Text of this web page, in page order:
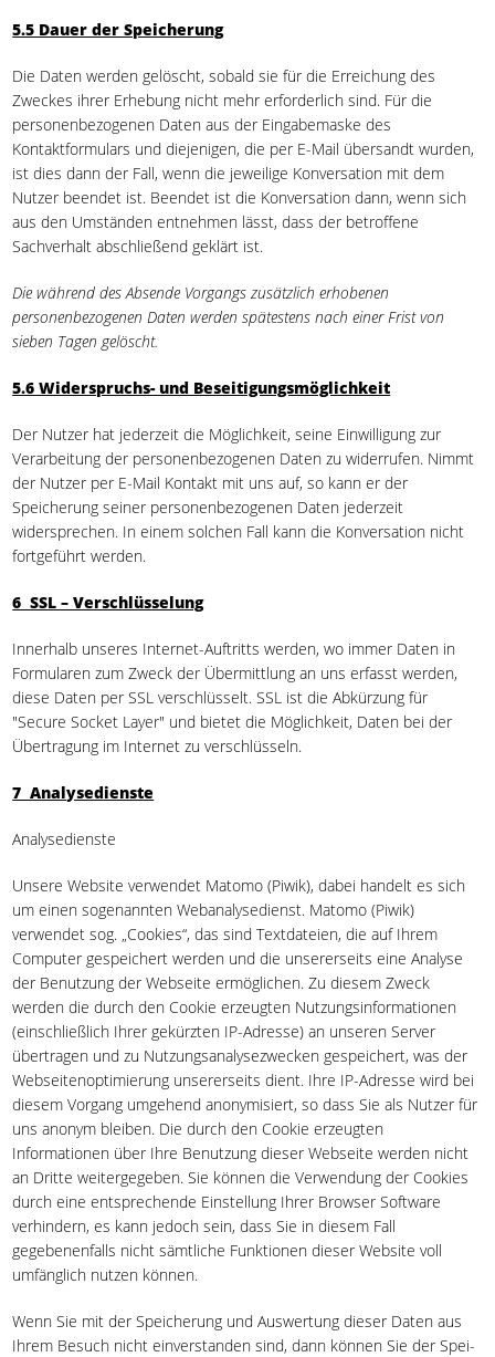
5.5 Dauer der Speicherung
Die Daten werden gelöscht, sobald sie für die Erreichung des
Zweckes ihrer Erhebung nicht mehr erforderlich sind. Für die
personenbezogenen Daten aus der Eingabemaske des
Kontaktformulars und diejenigen, die per E-Mail übersandt wurden,
ist dies dann der Fall, wenn die jeweilige Konversation mit dem
Nutzer beendet ist. Beendet ist die Konversation dann, wenn sich
aus den Umständen entnehmen lässt, dass der betroffene
Sachverhalt abschließend geklärt ist.
Die während des Absende Vorgangs zusätzlich erhobenen
personenbezogenen Daten werden spätestens nach einer Frist von
sieben Tagen gelöscht.
5.6 Widerspruchs- und Beseitigungsmöglichkeit
Der Nutzer hat jederzeit die Möglichkeit, seine Einwilligung zur
Verarbeitung der personenbezogenen Daten zu widerrufen. Nimmt
der Nutzer per E-Mail Kontakt mit uns auf, so kann er der
Speicherung seiner personenbezogenen Daten jederzeit
widersprechen. In einem solchen Fall kann die Konversation nicht
fortgeführt werden.
6 SSL – Verschlüsselung
Innerhalb unseres Internet-Auftritts werden, wo immer Daten in
Formularen zum Zweck der Übermittlung an uns erfasst werden,
diese Daten per SSL verschlüsselt. SSL ist die Abkürzung für
"Secure Socket Layer" und bietet die Möglichkeit, Daten bei der
Übertragung im Internet zu verschlüsseln.
7 Analysedienste
Analysedienste
Unsere Website verwendet Matomo (Piwik), dabei handelt es sich
um einen sogenannten Webanalysedienst. Matomo (Piwik)
verwendet sog. „Cookies“, das sind Textdateien, die auf Ihrem
Computer gespeichert werden und die unsererseits eine Analyse
der Benutzung der Webseite ermöglichen. Zu diesem Zweck
werden die durch den Cookie erzeugten Nutzungsinformationen
(einschließlich Ihrer gekürzten IP-Adresse) an unseren Server
übertragen und zu Nutzungsanalysezwecken gespeichert, was der
Webseitenoptimierung unsererseits dient. Ihre IP-Adresse wird bei
diesem Vorgang umge­hend anony­mi­siert, so dass Sie als Nutzer für
uns anonym bleiben. Die durch den Cookie erzeugten
Informationen über Ihre Benutzung dieser Webseite werden nicht
an Dritte weitergegeben. Sie können die Verwendung der Cookies
durch eine entsprechende Einstellung Ihrer Browser Software
verhindern, es kann jedoch sein, dass Sie in diesem Fall
gegebenenfalls nicht sämtliche Funktionen dieser Website voll
umfänglich nutzen können.
Wenn Sie mit der Spei­che­rung und Aus­wer­tung die­ser Daten aus
Ihrem Besuch nicht ein­ver­stan­den sind, dann kön­nen Sie der Spei­